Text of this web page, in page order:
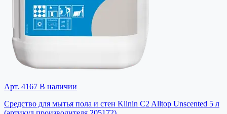
Арт. 4167 В наличии
Средство для мытья пола и стен Klinin C2 Alltop Unscented 5 л